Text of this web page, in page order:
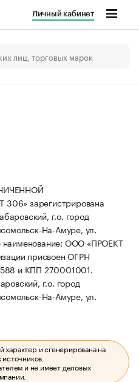
Личный кабинет
зарегистрирована
г.о. город
На-Амуре, ул.
наименование: ООО «ПРОЕКТ
присвоен ОГРН
и КПП 270001001.
г.о. город
На-Амуре, ул.
и сгенерирована на
и не имеет деловых